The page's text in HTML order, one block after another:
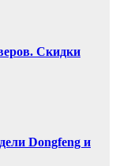
Скидки
Dongfeng и